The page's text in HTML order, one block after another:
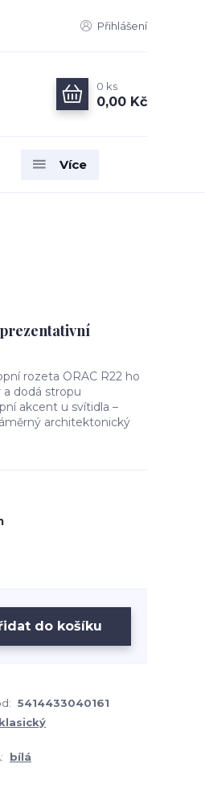
Přihlášení
0 ks
0,00 Kč
Více
rozeta ORAC R22 ho
a dodá stropu
akcent u svítidla –
architektonický
do košíku
5414433040161
klasický
bílá